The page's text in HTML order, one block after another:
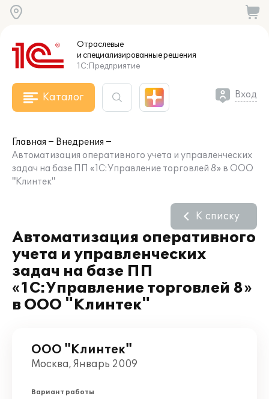
Отраслевые
и специализированныерешения
1С:Предприятие
Каталог Вход
Главная
Внедрения
Автоматизация оперативного учета и управленческих
задач на базе ПП «1С:Управление торговлей 8» в ООО
"Клинтек"
Автоматизация оперативного
учета и управленческих
задач на базе ПП
«1С:Управление торговлей 8»
в ООО "Клинтек"
К списку
ООО "Клинтек"
Москва, Январь 2009
Вариант работы